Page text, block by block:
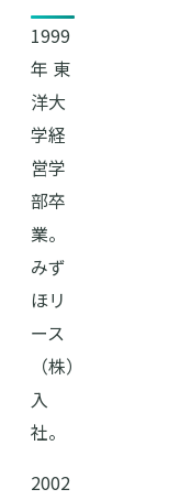
1999
年 東
洋大
学経
営学
部卒
業。
みず
ほリ
ース
（株）
入
社。
2002